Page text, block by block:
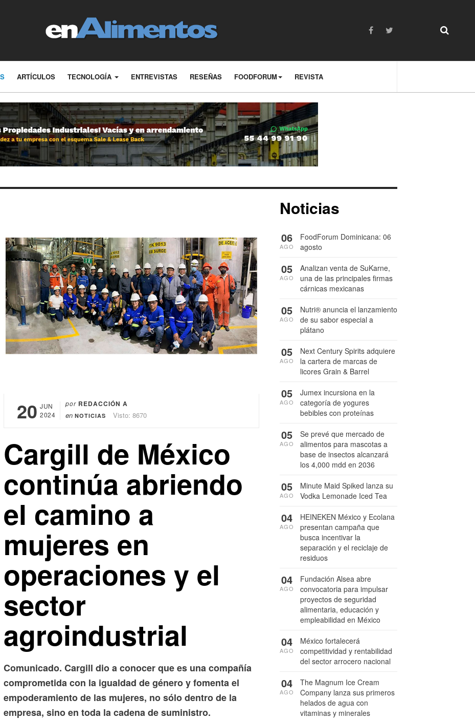
ARTÍCULOS TECNOLOGÍA ENTREVISTAS RESEÑAS FOODFORUM REVISTA
20 JUN
2024
por REDACCIÓN A
en NOTICIAS Visto: 8670
Cargill de México
continúa abriendo
el camino a
mujeres en
operaciones y el
sector
agroindustrial
Comunicado. Cargill dio a conocer que es una compañía
comprometida con la igualdad de género y fomenta el
empoderamiento de las mujeres, no sólo dentro de la
empresa, sino en toda la cadena de suministro.
Noticias
FoodForum Dominicana: 06
agosto
06
AGO
Analizan venta de SuKarne,
una de las principales firmas
cárnicas mexicanas
05
AGO
Nutri® anuncia el lanzamiento
de su sabor especial a
plátano
05
AGO
Next Century Spirits adquiere
la cartera de marcas de
licores Grain & Barrel
05
AGO
Jumex incursiona en la
categoría de yogures
bebibles con proteínas
05
AGO
Se prevé que mercado de
alimentos para mascotas a
base de insectos alcanzará
los 4,000 mdd en 2036
05
AGO
Minute Maid Spiked lanza su
Vodka Lemonade Iced Tea
05
AGO
HEINEKEN México y Ecolana
presentan campaña que
busca incentivar la
separación y el reciclaje de
residuos
04
AGO
Fundación Alsea abre
convocatoria para impulsar
proyectos de seguridad
alimentaria, educación y
empleabilidad en México
04
AGO
México fortalecerá
competitividad y rentabilidad
del sector arrocero nacional
04
AGO
The Magnum Ice Cream
Company lanza sus primeros
helados de agua con
vitaminas y minerales
04
AGO